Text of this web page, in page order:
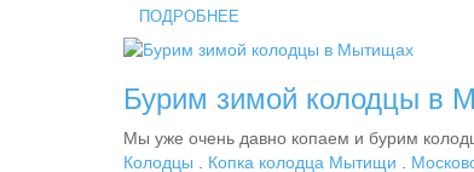
ПОДРОБНЕЕ
Бурим зимой колодцы в
Мы уже очень давно копаем и бурим
Колодцы
Копка колодца Мытищи